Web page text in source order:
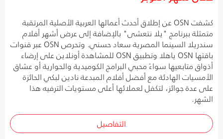
كشفت OSN عن إطلاق أحدث أعمالها العربية الأصلية المرتقبة
متمثلة ببرنامج "يلا نتعشى" بالإضافة إلى عرض أشهر أفلام
سندريلا السينما المصرية سعاد حسني. وتحرص OSN عبر قنوات
باقتها OSN ياهلا وتطبيق OSN للمشاهدة أونلاين على إرضاء
أذواق متابعيها سواءً محبي البرامج الكوميدية والحوارية أو عشاق
الأمسيات الهادئة مع أفضل أفلام المبدعة نادين لبكي الحائزة
على عدة جوائز، لتكفل لعملائها أعلى مستويات الترفيه هذا
الشهر.
التفاصيل